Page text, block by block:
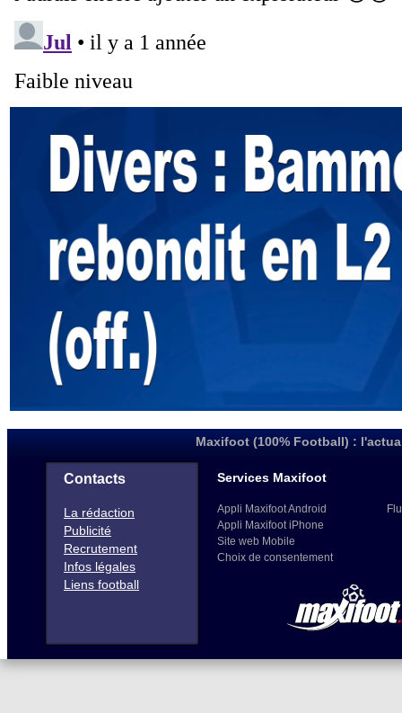
Maxifoot (100% Football) :
Contacts
La rédaction
Publicité
Recrutement
Infos légales
Liens football
Services Maxifoot
Appli Maxifoot Android
Appli Maxifoot iPhone
Site web Mobile
Choix de consentement